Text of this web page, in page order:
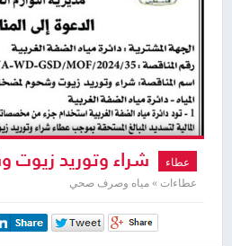
عطاء شراء وتوريد
ومولدات محطات وآبار
عطاءات » مياه وصرف صحي